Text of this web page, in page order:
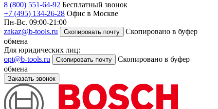
8 (800) 551-64-92 Бесплатный звонок
+7 (495) 134-26-28 Офис в Москве
Пн-Вс. 09:00-21:00
zakaz@b-tools.ru
Скопировать почту
Скопировано в буфер
обмена
Для юридических лиц:
opt@b-tools.ru
Скопировать почту
Скопировано в буфер
обмена
Заказать звонок